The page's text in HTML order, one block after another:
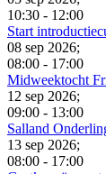
10:30 - 12:00
Start
08 sep 2026;
08:00 - 17:00
Midweektocht
12 sep 2026;
09:00 - 13:00
Salland
13 sep 2026;
08:00 - 17:00